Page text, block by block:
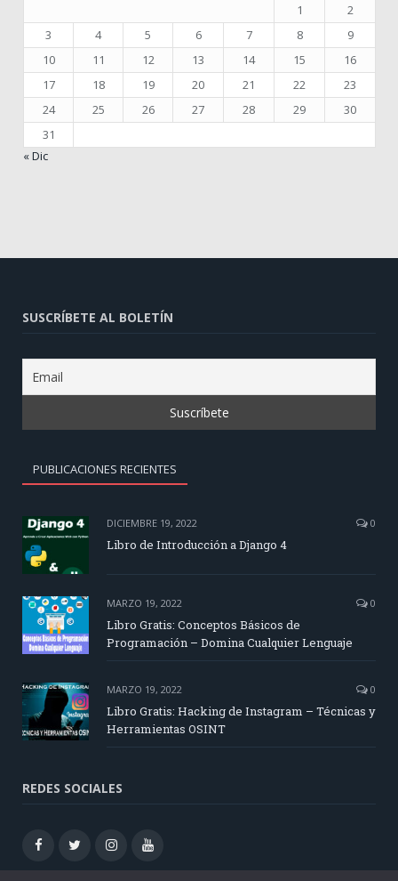
1
2
3
4 5 6 7 8
9
10
11 12 13 14 15
16
17
18 19 20 21 22
23
24
25 26 27 28 29
30
31
« Dic
SUSCRÍBETE AL BOLETÍN
PUBLICACIONES RECIENTES
DICIEMBRE 19, 2022 0
Libro de Introducción a Django 4
MARZO 19, 2022 0
Libro Gratis: Conceptos Básicos de
Programación – Domina Cualquier Lenguaje
MARZO 19, 2022 0
Libro Gratis: Hacking de Instagram – Técnicas y
Herramientas OSINT
REDES SOCIALES
FacebookTwitterInstagramYoutube